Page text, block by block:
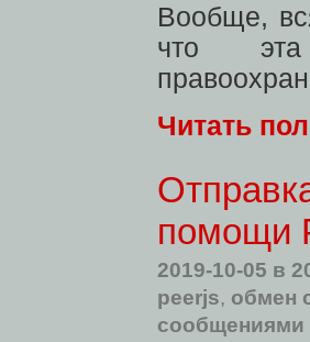
Вообще,
что
Читать
помощи
2019-10-05 в
peerjs, обмен
сообщениями